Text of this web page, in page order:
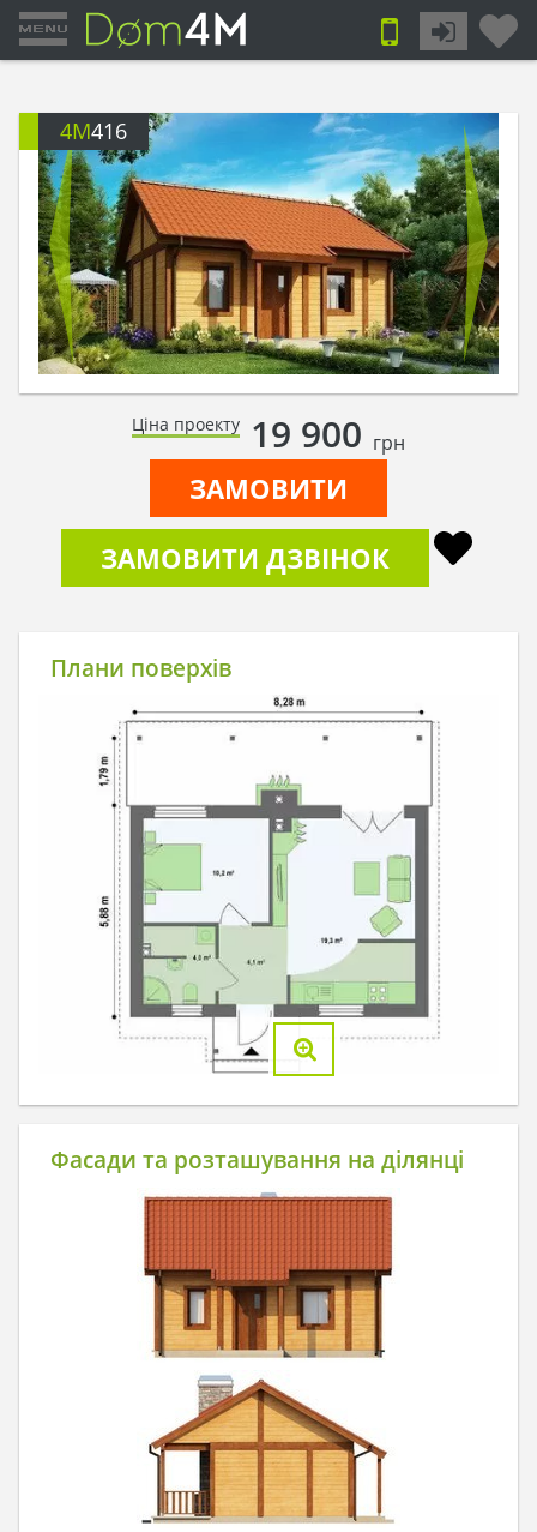
4M416
Ціна проекту 19 900 грн
ЗАМОВИТИ
ЗАМОВИТИ ДЗВІНОК
Плани поверхів
Фасади та розташування на ділянці